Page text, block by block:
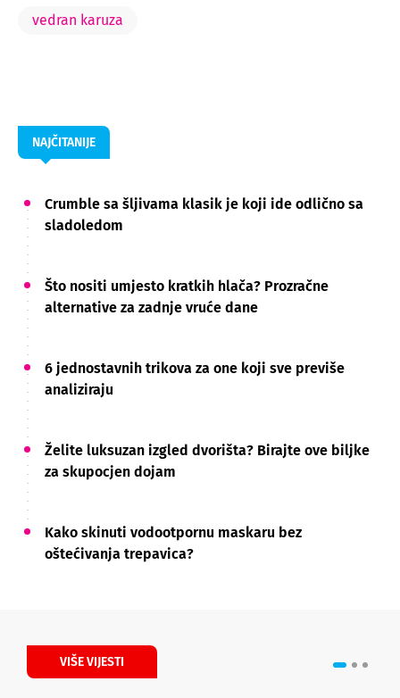
vedran karuza
NAJČITANIJE
Crumble sa šljivama klasik je koji ide odlično sa
sladoledom
Što nositi umjesto kratkih hlača? Prozračne
alternative za zadnje vruće dane
6 jednostavnih trikova za one koji sve previše
analiziraju
Želite luksuzan izgled dvorišta? Birajte ove biljke
za skupocjen dojam
Kako skinuti vodootpornu maskaru bez
oštećivanja trepavica?
VIŠE VIJESTI